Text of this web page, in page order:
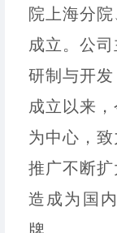
院上海分
成立。公
研制与开
成立以来
为中心，
推广不断
造成为国